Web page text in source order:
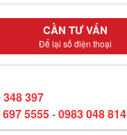
CẦN TƯ VẤN
Để lại số điện thoại
348 397
5555-0983 048 814